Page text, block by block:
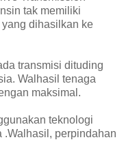
tak memiliki
dihasilkan ke
transmisi dituding
Walhasil tenaga
maksimal.
teknologi
.Walhasil, perpindahan